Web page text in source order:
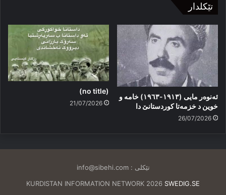
تێکلدار
ئەنوەر مایی (١٩١٣-١٩٦٣) خامە و
خوین د خزمەتا کوردستانێ دا
26/07/2026
(no title)
21/07/2026
تێکلی :info@sibehi.com
KURDISTAN INFORMATION NETWORK 2026 SWEDIG.SE